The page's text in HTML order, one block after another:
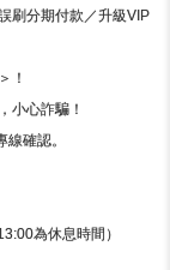
刷分期付款／升級VIP
！
小心詐騙！
確認。
為休息時間）